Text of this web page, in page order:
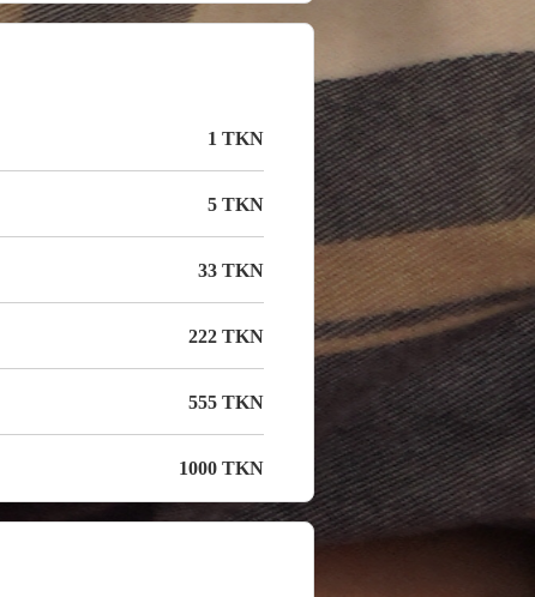
1 TKN
5 TKN
33 TKN
222 TKN
555 TKN
1000 TKN